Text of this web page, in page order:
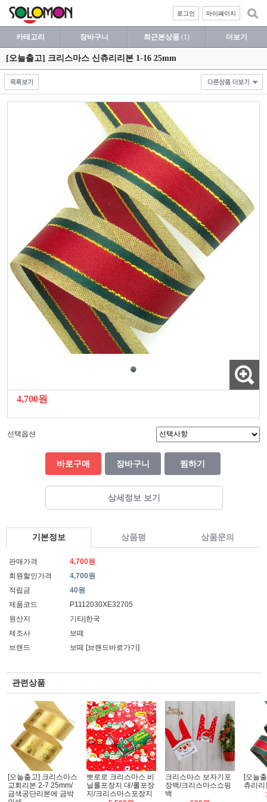
마이페이지
로그인
카테고리 장바구니 최근본상품 (1) 더보기
[오늘출고] 크리스마스 신츄리리본 1-16 25mm
4,700원
선택옵션
바로구매 장바구니 찜하기
상세정보 보기
기본정보 상품평 상품문의
판매가격
4,700원
회원할인가격
4,700원
적립금
40원
제품코드
P1112030XE32705
원산지
기타|한국
제조사
보떼
브랜드
보떼 [브랜드바로가기]
관련상품
[오늘출고] 크리스마스
교회리본 2-7 25mm/
금색공단리본에 금박
뽀로로 크리스마스 비
닐롤포장지 대/롤포장
지/크리스마스포장지
크리스마스 보자기포
장백/크리스마스쇼핑
백
[오늘
츄리